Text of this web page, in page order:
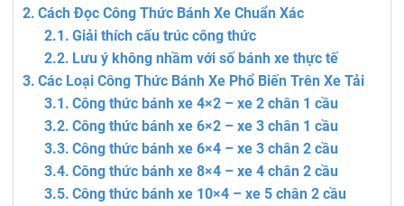
Cách Đọc Công Thức Bánh Xe Chuẩn Xác
Giải thích cấu trúc công thức
Lưu ý không nhầm với số bánh xe thực tế
Các Loại Công Thức Bánh Xe Phổ Biến Trên Xe Tải
Công thức bánh xe 4×2 – xe 2 chân 1 cầu
Công thức bánh xe 6×2 – xe 3 chân 1 cầu
Công thức bánh xe 6×4 – xe 3 chân 2 cầu
Công thức bánh xe 8×4 – xe 4 chân 2 cầu
Công thức bánh xe 10×4 – xe 5 chân 2 cầu